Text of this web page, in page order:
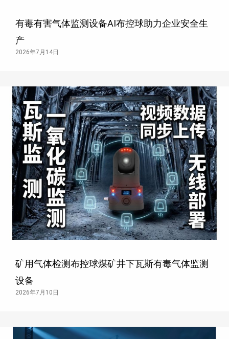
有毒有害气体监测设备AI布控球助力企业安全生
产
2026年7月14日
矿用气体检测布控球煤矿井下瓦斯有毒气体监测
设备
2026年7月10日